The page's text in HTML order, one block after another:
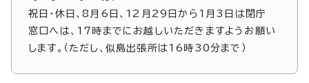
祝日・休日、8月6日、12月29日から1月3日は閉庁
窓口へは、17時までにお越しいただきますようお願い
します。（ただし、似島出張所は16時30分まで）